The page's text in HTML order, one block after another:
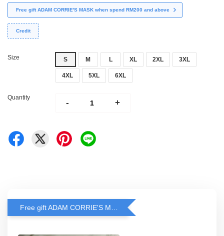
Free gift ADAM CORRIE'S MASK when spend RM200 and above
Credit
Size S M L XL 2XL 3XL
4XL 5XL 6XL
Quantity
- +